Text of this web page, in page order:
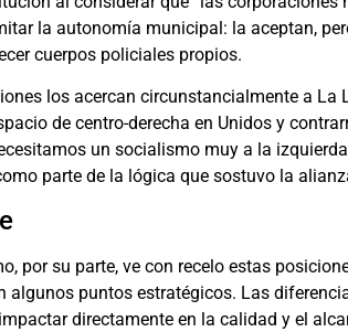
la autonomía municipal: la aceptan,
cuerpos policiales propios.
los acercan circunstancialmente a La
de centro-derecha en Unidos y
un socialismo muy a la
parte de la lógica que sostuvo la
por su parte, ve con recelo estas
algunos puntos estratégicos. Las
directamente en la calidad y el